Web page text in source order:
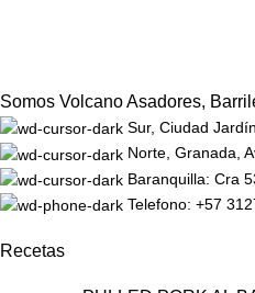
tornillos. ¡Una barra indicada
para cuchillos con láminas de
características
ferromagnéticas, que
transformará su cocina y hará
Somos Volcano Asadores,
Sur, Ciudad
Norte, Granada,
Baranquilla: Cra
Telefono: +57
Recetas